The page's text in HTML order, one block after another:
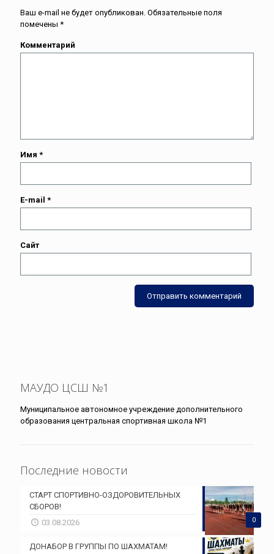
Ваш e-mail не будет опубликован. Обязательные поля
помечены *
Комментарий
Имя *
E-mail *
Сайт
МАУДО ЦСШ №1
Муниципальное автономное учреждение дополнительного
образования центральная спортивная школа №1
Последние новости
0
СТАРТ СПОРТИВНО-ОЗДОРОВИТЕЛЬНЫХ
СБОРОВ!
03.08.2026
ДОНАБОР В ГРУППЫ ПО ШАХМАТАМ!